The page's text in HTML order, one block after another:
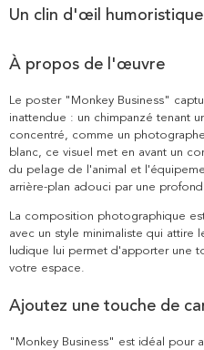
Un clin d'œil
À propos de l'œuvre
Le poster "Monkey Business"
inattendue : un chimpanzé tenant
concentré, comme un
blanc, ce visuel met en avant un
du pelage de l'animal et
arrière-plan adouci par une
La composition photographique
avec un style minimaliste qui attire
ludique lui permet d'apporter une
votre espace.
Ajoutez une touche de
"Monkey Business" est idéal pour